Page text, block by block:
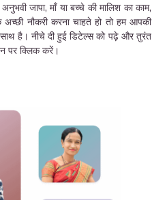
जापा, माँ या बच्चे की मालिश का काम,
नौकरी करना चाहते हो तो हम आपकी
है। नीचे दी हुई डिटेल्स को पढ़े और तुरंत
पर क्लिक करें।